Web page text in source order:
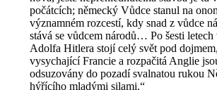
počátcích; německý Vůdce stanul na
významném rozcestí, kdy snad z vůdce
stává se vůdcem národů… Po šesti letech
Adolfa Hitlera stojí celý svět pod
vysychající Francie a rozpačitá Anglie
odsuzovány do pozadí svalnatou rukou
hýřícího mladými silami.“